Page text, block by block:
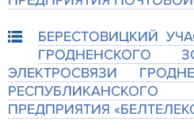
БЕРЕСТОВИЦКИЙ
ГРОДНЕНСКОГО
ЭЛЕКТРОСВЯЗИ
ПРЕДПРИЯТИЯ